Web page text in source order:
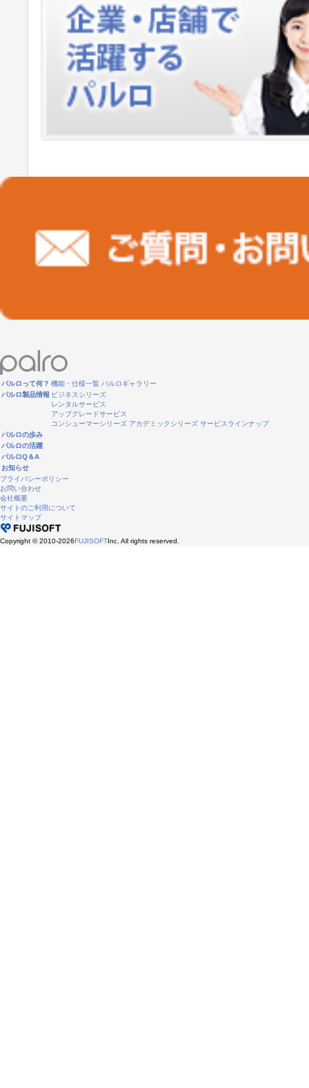
パルロって何？ 機能・仕様一覧 パルロギャラリー
パルロ製品情報 ビジネスシリーズ
レンタルサービス
アップグレードサービス
コンシューマーシリーズ アカデミックシリーズ サービスラインナップ
パルロの歩み
パルロの活躍
パルロQ＆A
お知らせ
プライバシーポリシー
お問い合わせ
会社概要
サイトのご利用について
サイトマップ
Copyright © 2010-2026FUJISOFTInc. All rights reserved.